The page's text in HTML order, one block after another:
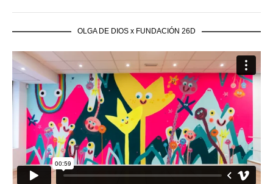
OLGA DE DIOS x FUNDACIÓN 26D